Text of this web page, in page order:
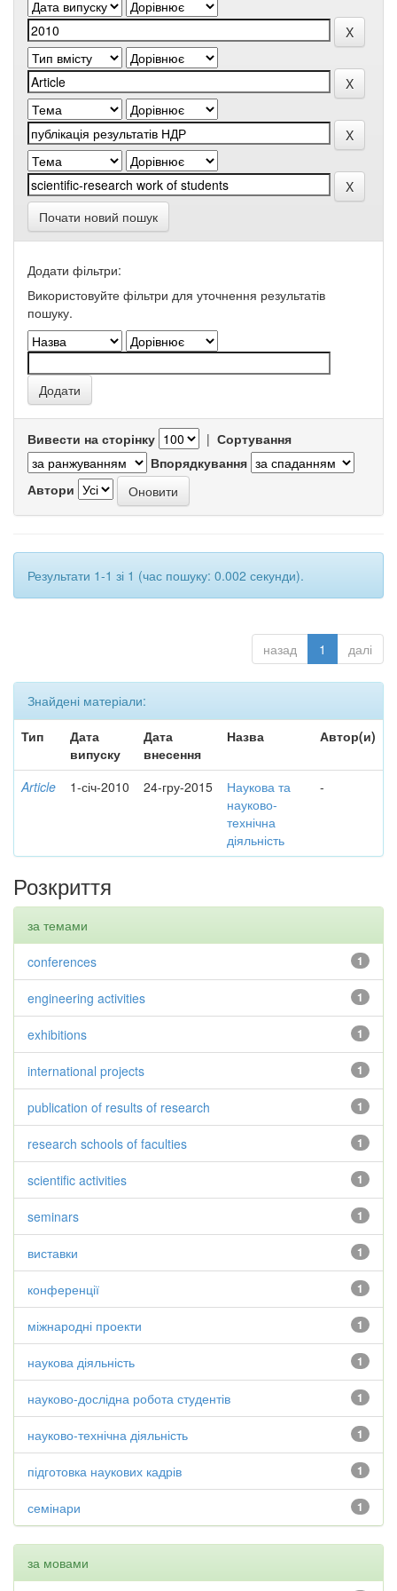
Почати новий пошук
Додати фільтри:
Використовуйте фільтри для уточнення результатів
пошуку.
Вивести на сторінку | Сортування
Впорядкування
Автори
Результати 1-1 зі 1 (час пошуку: 0.002 секунди).
назад 1 далі
Знайдені матеріали:
Тип
Дата
випуску
Дата
внесення
Назва Автор(и)
Article 1-січ-2010 24-гру-2015
Наукова та
науково-
технічна
діяльність
-
Розкриття
за темами
1
conferences
1
engineering activities
1
exhibitions
1
international projects
1
publication of results of research
1
research schools of faculties
1
scientific activities
1
seminars
1
виставки
1
конференції
1
міжнародні проекти
1
наукова діяльність
1
науково-дослідна робота студентів
1
науково-технічна діяльність
1
підготовка наукових кадрів
1
семінари
за мовами